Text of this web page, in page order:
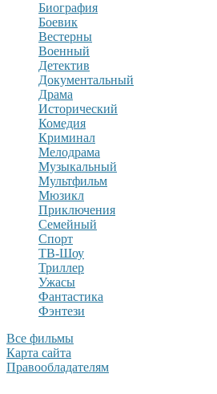
Биография
Боевик
Вестерны
Военный
Детектив
Документальный
Драма
Исторический
Комедия
Криминал
Мелодрама
Музыкальный
Мультфильм
Мюзикл
Приключения
Семейный
Спорт
ТВ-Шоу
Триллер
Ужасы
Фантастика
Фэнтези
Все фильмы
Карта сайта
Правообладателям